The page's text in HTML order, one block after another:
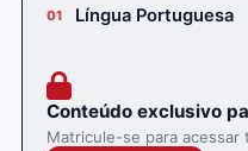
01 Língua Portuguesa
Conteúdo exclusivo
Matricule-se para